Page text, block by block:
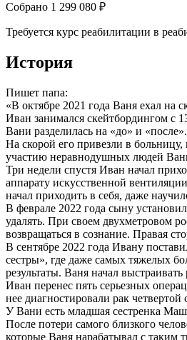
Собрано 1 299 080 ₽
Требуется курс реабилитации в
История
Пишет папа:
«В октябре 2021 года Ваня ехал на
Иван занимался скейтбордингом с
Вани разделилась на «до» и «после».
На скорой его привезли в
участию неравнодушных людей
Три недели спустя Иван начал
аппарату искусственной
начал приходить в себя, даже
В феврале 2022 года сыну
удалять. При своем двухметровом
возвращаться в сознание. Правая
В сентябре 2022 года Ивану
сестры», где даже самых тяжелых
результаты. Ваня начал
Иван перенес пять серьезных
нее диагностировали рак
У Вани есть младшая сестренка
После потери самого близкого
которые Ваня нарабатывал с таким